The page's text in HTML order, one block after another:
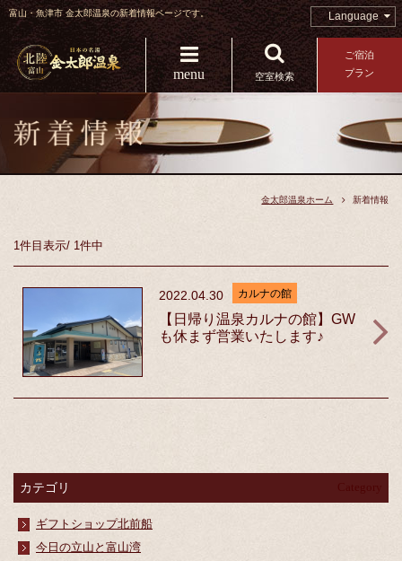
富山・魚津市 金太郎温泉の新着情報ページです。 Language
menu 空室検索
ご宿泊
プラン
金太郎温泉ホーム 新着情報
1件目表示/ 1件中
2022.04.30 カルナの館
【日帰り温泉カルナの館】GW
も休まず営業いたします♪
カテゴリ
ギフトショップ北前船
今日の立山と富山湾